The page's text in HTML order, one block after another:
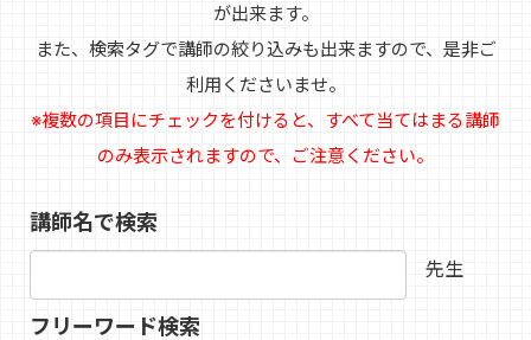
が出来ます。
また、検索タグで講師の絞り込みも出来ますので、是非ご
利用くださいませ。
※複数の項目にチェックを付けると、すべて当てはまる講師
のみ表示されますので、ご注意ください。
講師名で検索
先生
フリーワード検索